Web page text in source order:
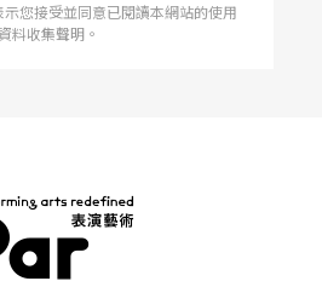
您接受並同意已閱讀本網站的使用
料收集聲明。